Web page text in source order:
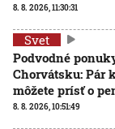
8. 8. 2026, 11:30:31
Svet
Podvodné
Chorvátsku: Pár
môžete prísť o
8. 8. 2026, 10:51:49